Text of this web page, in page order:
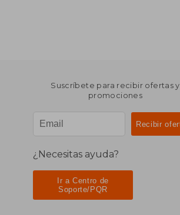
Suscríbete para recibir ofertas y
promociones
¿Necesitas ayuda?
Ir a Centro de
Soporte/PQR